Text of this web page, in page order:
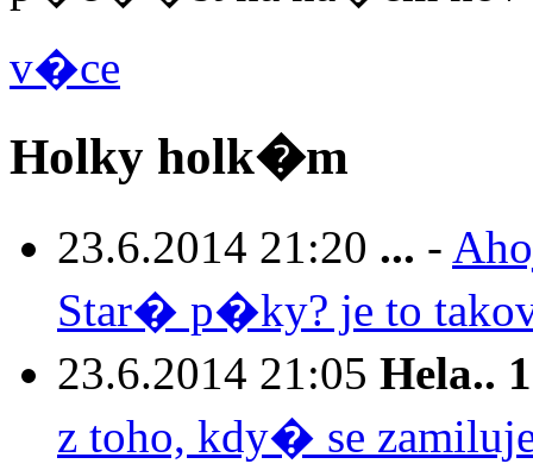
v�ce
Holky holk�m
23.6.2014 21:20 ... -
Star� p�ky? je to
23.6.2014 21:05 Hela..
z toho, kdy� se